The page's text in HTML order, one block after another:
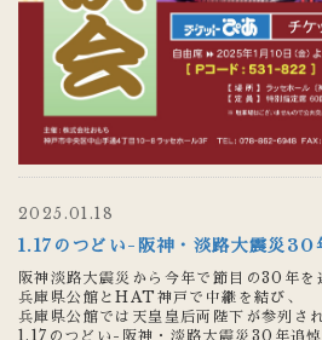
2025.01.18
1.17のつどい-阪神・淡路大震災30
阪神淡路大震災から今年で節目の30年を
兵庫県公館とHAT神戸で中継を結び、
兵庫県公館では天皇皇后両陛下が参列され
1.17のつどい-阪神・淡路大震災30年追悼